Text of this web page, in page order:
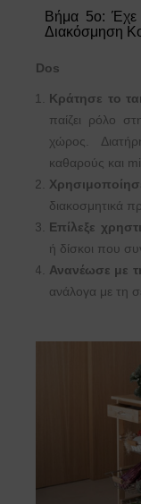
Βήμα 5ο:
Διακόσμηση
Dos
Κράτησε το
παίζει ρόλο
χώρος.
καθαρούς και
διακοσμητικά
Επίλεξε
ή δίσκοι που
Ανανέωσε με
ανάλογα με τη